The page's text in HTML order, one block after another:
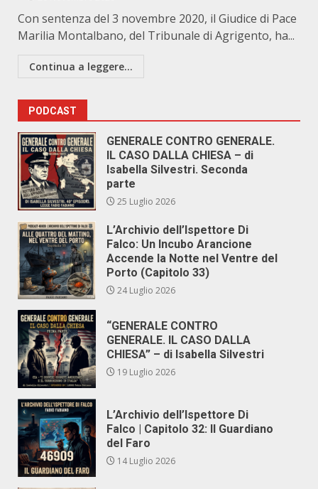
Con sentenza del 3 novembre 2020, il Giudice di Pace
Marilia Montalbano, del Tribunale di Agrigento, ha...
Continua a leggere...
PODCAST
GENERALE CONTRO GENERALE.
IL CASO DALLA CHIESA – di
Isabella Silvestri. Seconda
parte
25 Luglio 2026
L’Archivio dell’Ispettore Di
Falco: Un Incubo Arancione
Accende la Notte nel Ventre del
Porto (Capitolo 33)
24 Luglio 2026
“GENERALE CONTRO
GENERALE. IL CASO DALLA
CHIESA” – di Isabella Silvestri
19 Luglio 2026
L’Archivio dell’Ispettore Di
Falco | Capitolo 32: Il Guardiano
del Faro
14 Luglio 2026